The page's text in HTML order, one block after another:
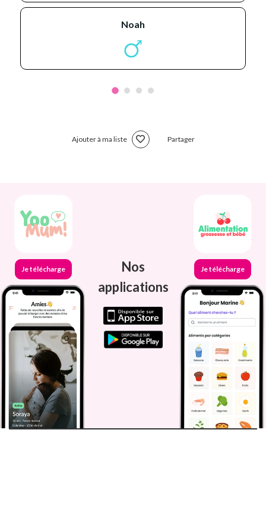
noah
Ajouter à ma liste Partager
Je télécharge
Nos
applications
Je télécharge